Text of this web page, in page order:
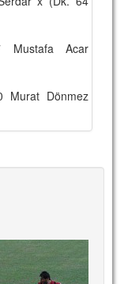
Acar
Murat Dönmez